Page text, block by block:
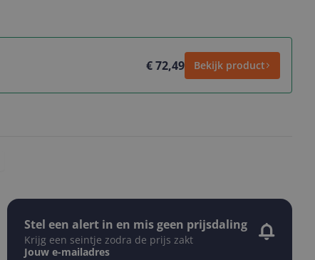
€ 72,49 Bekijk product
Stel een alert in en mis geen prijsdaling
Krijg een seintje zodra de prijs zakt
Jouw e-mailadres